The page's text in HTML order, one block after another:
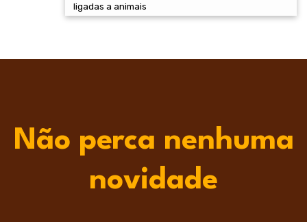
ligadas a animais
Não perca nenhuma
novidade